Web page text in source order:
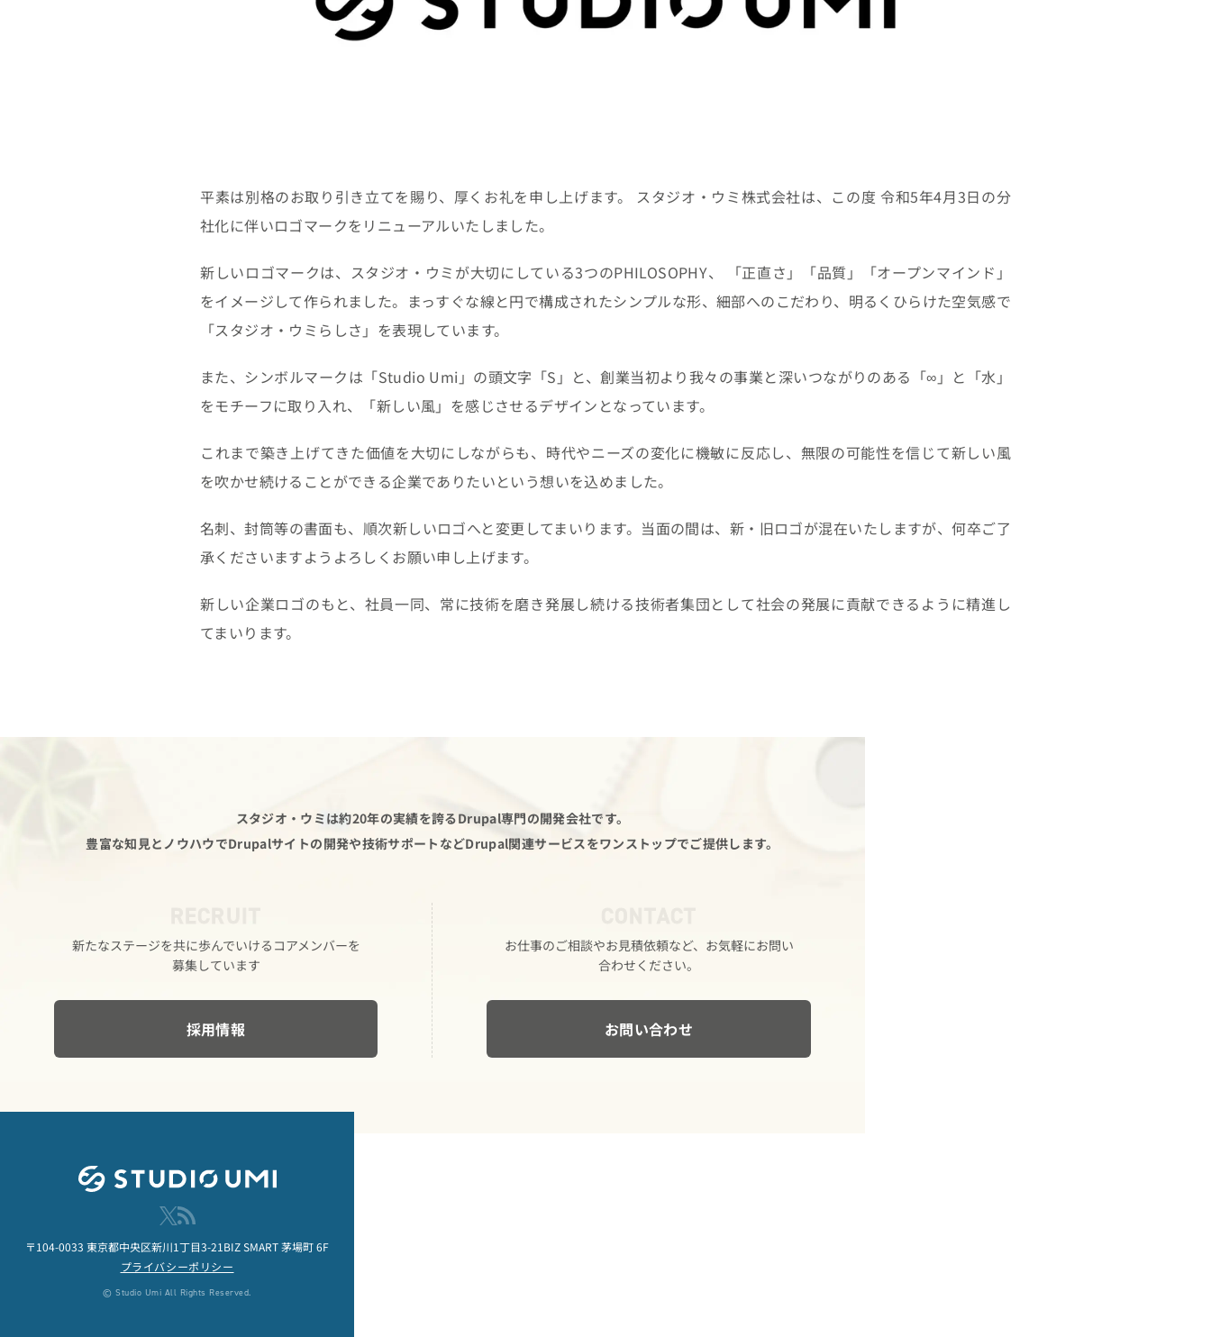
平素は別格のお取り引き立てを賜り、厚くお礼を申し上げます。 スタジオ・ウミ株式会社は、この度 令和5年4月3日の分
社化に伴いロゴマークをリニューアルいたしました。
新しいロゴマークは、スタジオ・ウミが大切にしている3つのPHILOSOPHY、 「正直さ」「品質」「オープンマインド」
をイメージして作られました。まっすぐな線と円で構成されたシンプルな形、細部へのこだわり、明るくひらけた空気感で
「スタジオ・ウミらしさ」を表現しています。
また、シンボルマークは「Studio Umi」の頭文字「S」と、創業当初より我々の事業と深いつながりのある「∞」と「水」
をモチーフに取り入れ、「新しい風」を感じさせるデザインとなっています。
これまで築き上げてきた価値を大切にしながらも、時代やニーズの変化に機敏に反応し、無限の可能性を信じて新しい風
を吹かせ続けることができる企業でありたいという想いを込めました。
名刺、封筒等の書面も、順次新しいロゴへと変更してまいります。当面の間は、新・旧ロゴが混在いたしますが、何卒ご了
承くださいますようよろしくお願い申し上げます。
新しい企業ロゴのもと、社員一同、常に技術を磨き発展し続ける技術者集団として社会の発展に貢献できるように精進し
てまいります。
スタジオ・ウミは約20年の実績を誇るDrupal専門の開発会社です。
豊富な知見とノウハウでDrupalサイトの開発や技術サポートなどDrupal関連サービスをワンストップでご提供します。
新たな​ステージを​共に​歩んでいける​コアメンバーを​
募集しています
採用情報
お仕事の​ご相談や​お見積依頼など、​お気軽に​お問い​
合わせください。
お問い合わせ
〒104-0033 東京都中央区新川1丁目3-21BIZ SMART 茅場町 6F
プライバシーポリシー
© Studio Umi All Rights Reserved.